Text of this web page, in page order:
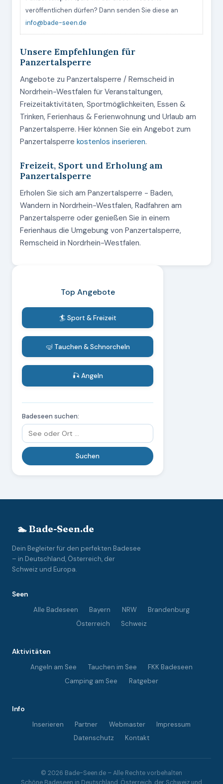
veröffentlichen dürfen? Dann senden Sie diese an
info@bade-seen.de
Unsere Empfehlungen für
Panzertalsperre
Angebote zu Panzertalsperre / Remscheid in
Nordrhein-Westfalen für Veranstaltungen,
Freizeitaktivitäten, Sportmöglichkeiten, Essen &
Trinken, Ferienhaus & Ferienwohnung und Urlaub am
Panzertalsperre. Hier können Sie ein Angebot zum
Panzertalsperre kostenlos inserieren.
Freizeit, Sport und Erholung am
Panzertalsperre
Erholen Sie sich am Panzertalsperre - Baden,
Wandern in Nordrhein-Westfalen, Radfahren am
Panzertalsperre oder genießen Sie in einem
Ferienhaus die Umgebung von Panzertalsperre,
Remscheid in Nordrhein-Westfalen.
Top Angebote
🏄 Sport & Freizeit
🤿 Tauchen & Schnorcheln
🎣 Angeln
Badeseen suchen:
🏊 Bade-Seen.de
Dein Begleiter für den perfekten Badesee
– in Deutschland, Österreich, der
Schweiz und Europa.
Seen
Alle Badeseen
Bayern NRW
Brandenburg
Österreich
Schweiz
Aktivitäten
Angeln am See
Tauchen im See
FKK Badeseen
Camping am See
Ratgeber
Info
Inserieren
Partner Webmaster
Impressum
Datenschutz
Kontakt
© 2026 Bade-Seen.de – Alle Rechte vorbehalten